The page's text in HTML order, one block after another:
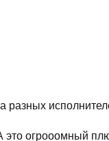
это огрооомный